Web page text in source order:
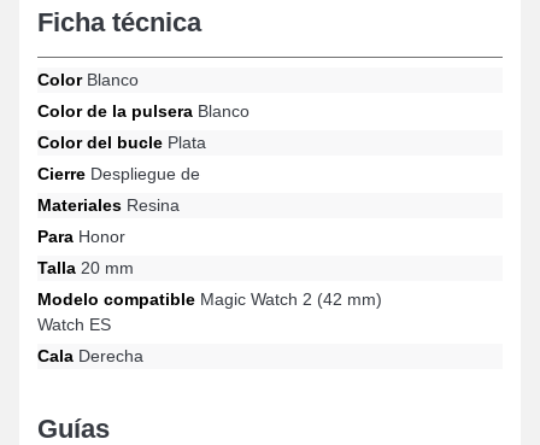
elegancia. Dado que es resistente, esta pulsera de reloj
inteligente representa una alternativa adecuada para reemplazar
una usada o anticuada. Realzando el toque refinado de tu
relojero, este estilo de pulsera de reloj corresponde
este tipo de pulsera de reloj inteligente, es compatible con los
diseños Watch ES, Magic Watch 2 (42 mm) y muchos otros de la
apariencia moderna, este accesorio de Honor se armoniza
idealmente con una variedad de modelos populares ofreciendo
una suavidad incomparable.
Ficha técnica
ColorBlanco
Color de la pulsera Blanco
Color del bucle Plata
Cierre Despliegue de
Materiales Resina
Para Honor
Talla 20 mm
Modelo compatible Magic Watch 2 (42 mm)
Watch ES
Cala Derecha
Guías